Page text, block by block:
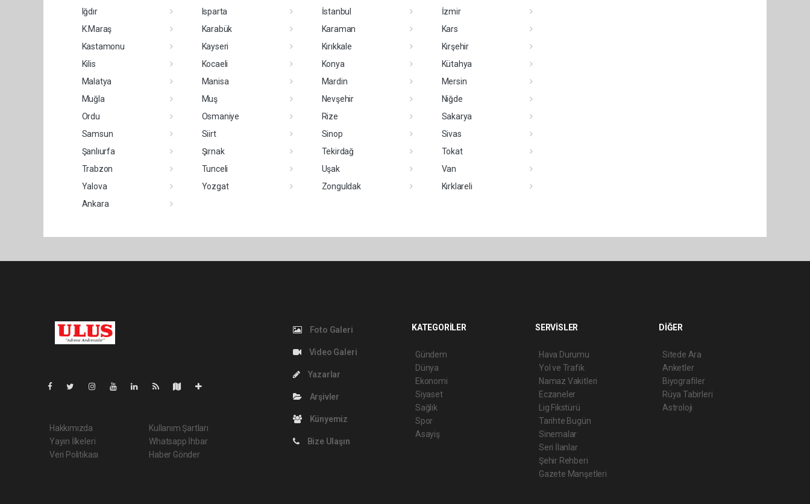
Iğdır
Isparta İstanbul
İzmir
K.Maraş
Karabük Karaman
Kars
Kastamonu
Kayseri Kırıkkale
Kırşehir
Kilis
Kocaeli Konya
Kütahya
Malatya
Manisa Mardin
Mersin
Muğla
Muş Nevşehir
Niğde
Ordu
Osmaniye Rize
Sakarya
Samsun
Siirt Sinop
Sivas
Şanlıurfa
Şırnak Tekirdağ
Tokat
Trabzon
Tunceli Uşak
Van
Yalova
Yozgat Zonguldak
Kırklareli
Ankara
Hakkımızda
Yayın İlkeleri
Veri Politikası
Kullanım Şartları
Whatsapp İhbar
Haber Gönder
Foto Galeri
Video Galeri
Yazarlar
Arşivler
Künyemiz
Bize Ulaşın
KATEGORİLER
Gündem
Dünya
Ekonomi
Siyaset
Sağlık
Spor
Asayiş
SERVİSLER
Hava Durumu
Yol ve Trafik
Namaz Vakitleri
Eczaneler
Lig Fikstürü
Tarihte Bugün
Sinemalar
Seri İlanlar
Şehir Rehberi
Gazete Manşetleri
DİĞER
Sitede Ara
Anketler
Biyografiler
Rüya Tabirleri
Astroloji